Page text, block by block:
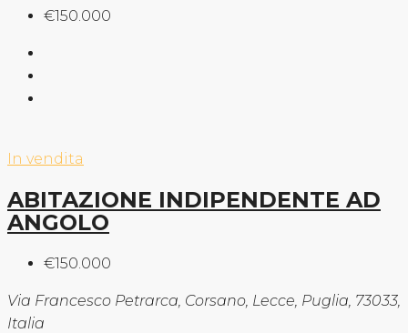
€150.000
In vendita
ABITAZIONE INDIPENDENTE AD
ANGOLO
€150.000
Via Francesco Petrarca, Corsano, Lecce, Puglia, 73033,
Italia